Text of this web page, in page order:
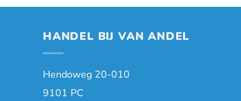
HANDEL BIJ VAN ANDEL
Hendoweg 20-010
9101 PC